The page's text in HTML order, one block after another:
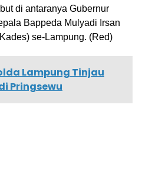
di antaranya Gubernur
Bappeda Mulyadi Irsan
se-Lampung. (Red)
Lampung Tinjau
Pringsewu